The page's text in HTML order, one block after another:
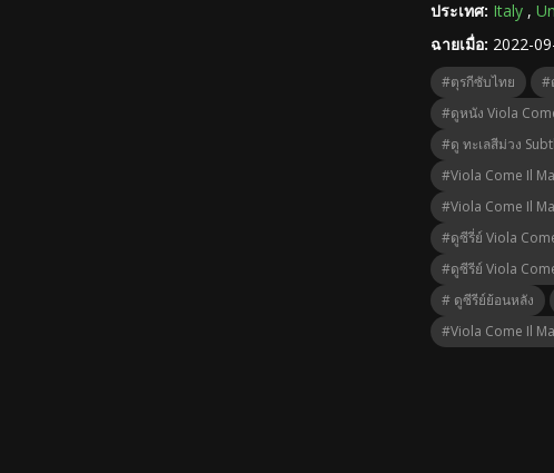
ประเทศ: Italy ,
ฉายเมื่อ: 2022-
#ตุรกีซับไทย #
#ดูหนัง Viola
#ดู ทะเลสีม่วง
#Viola Come Il
#Viola Come Il
#ดูซีรี่ย์ Viola
#ดูซีรีย์ Viola
# ดูซีรีย์ย้อนหลัง
#Viola Come Il